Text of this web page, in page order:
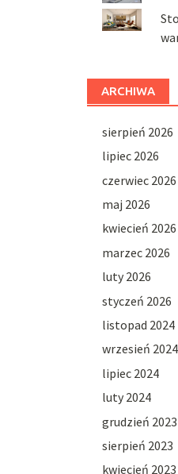
ARCHIWA
sierpień 2026
lipiec 2026
czerwiec 2026
maj 2026
kwiecień 2026
marzec 2026
luty 2026
styczeń 2026
listopad 2024
wrzesień 2024
lipiec 2024
luty 2024
grudzień 2023
sierpień 2023
kwiecień 2023